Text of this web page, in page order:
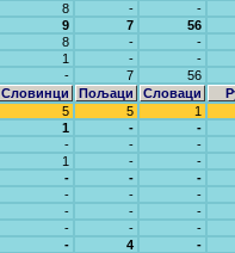
8 -
-
9 7
56
8 -
-
1 -
-
- 7
56
Словинци Пољаци Словаци
5 5
1
1 -
-
- -
-
1 -
-
- -
-
- -
-
- -
-
- -
-
- 4
-